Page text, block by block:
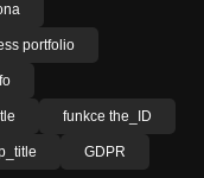
portfolio
funkce the_ID
GDPR